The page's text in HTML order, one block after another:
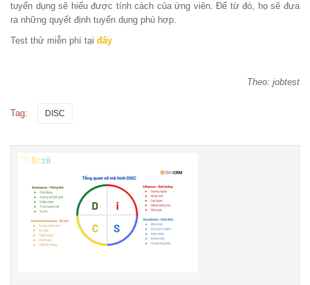
tuyển dụng sẽ hiểu được tính cách của ứng viên. Để từ đó, họ sẽ đưa
ra những quyết định tuyển dụng phù hợp.
Test thử miễn phí tại đây
Theo: jobtest
Tag: DISC